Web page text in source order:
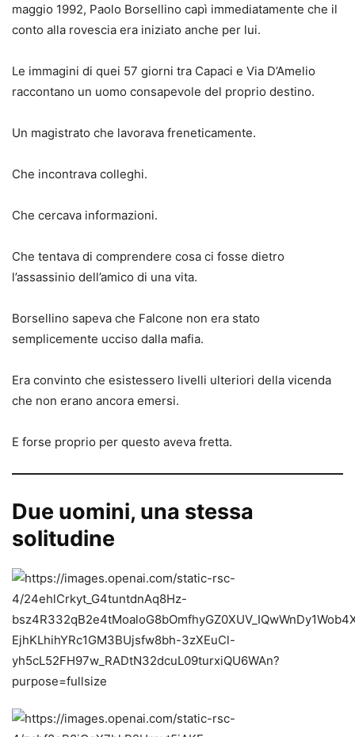
maggio 1992, Paolo Borsellino capì immediatamente che il
conto alla rovescia era iniziato anche per lui.
Le immagini di quei 57 giorni tra Capaci e Via D’Amelio
raccontano un uomo consapevole del proprio destino.
Un magistrato che lavorava freneticamente.
Che incontrava colleghi.
Che cercava informazioni.
Che tentava di comprendere cosa ci fosse dietro
l’assassinio dell’amico di una vita.
Borsellino sapeva che Falcone non era stato
semplicemente ucciso dalla mafia.
Era convinto che esistessero livelli ulteriori della vicenda
che non erano ancora emersi.
E forse proprio per questo aveva fretta.
Due uomini, una stessa
solitudine